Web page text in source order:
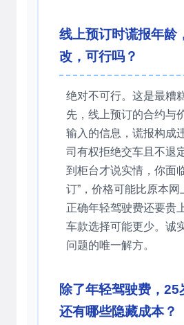
线上预订时谎报年龄
改，可行吗？
绝对不可行。这是最糟
先，线上预订的合约与
输入的信息，谎报构成
司有权拒绝交车且不退
到柜台才说实情，你面
订”，价格可能比原本网
正确年轻驾驶费还要贵
车款选择可能更少。诚
问题的唯一解方。
除了年轻驾驶费，25
还有哪些隐藏成本？